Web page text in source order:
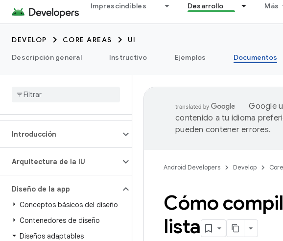
Imprescindibles Desarrollo Más
DEVELOP CORE AREAS
UI
Descripción general
Instructivo Ejemplos Documentos
Introducción
Arquitectura de la IU
Diseño de la app
Conceptos básicos del diseño
Contenedores de diseño
Diseños adaptables
Google
contenido a tu idioma
pueden contener errores.
Android Developers Develop
Cómo
lista